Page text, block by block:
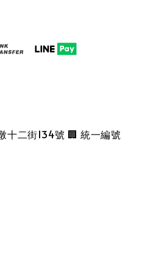
十二街134號 🏢 統一編號